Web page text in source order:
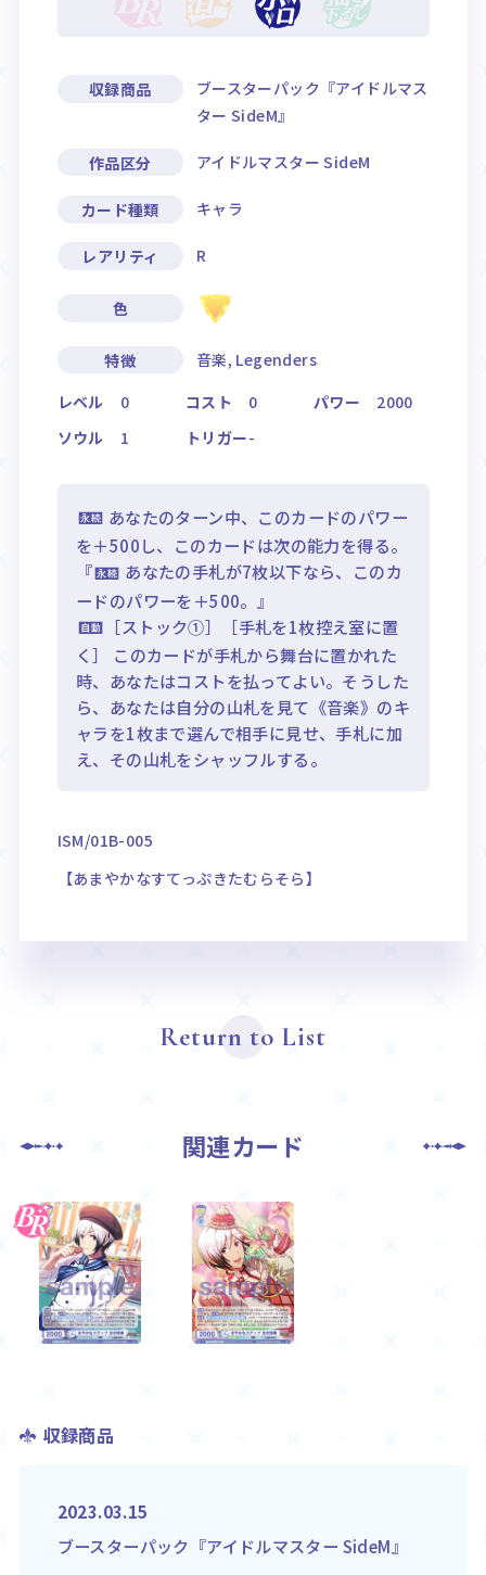
収録商品
ブースターパック『アイドルマス
ター SideM』
作品区分 アイドルマスター SideM
カード種類 キャラ
レアリティ R
色
特徴
音楽, Legenders
レベル
0 コスト 0 パワー
2000
ソウル
1 トリガー-
あなたのターン中、このカードのパワー
を＋500し、このカードは次の能力を得る。
『
あなたの手札が7枚以下なら、このカ
ードのパワーを＋500。』
［ストック①］［手札を1枚控え室に置
く］ このカードが手札から舞台に置かれた
時、あなたはコストを払ってよい。そうした
ら、あなたは自分の山札を見て《音楽》のキ
ャラを1枚まで選んで相手に見せ、手札に加
え、その山札をシャッフルする。
ISM/01B-005
【あまやかなすてっぷきたむらそら】
Return to List
関連カード
収録商品
2023.03.15
ブースターパック『アイドルマスター SideM』